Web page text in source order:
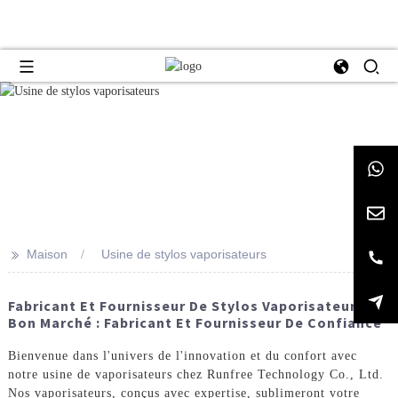
>> Maison Usine de stylos vaporisateurs
Fabricant Et Fournisseur De Stylos Vaporisateurs
Bon Marché : Fabricant Et Fournisseur De Confiance
Bienvenue dans l'univers de l'innovation et du confort avec
notre usine de vaporisateurs chez Runfree Technology Co., Ltd.
Nos vaporisateurs, conçus avec expertise, sublimeront votre